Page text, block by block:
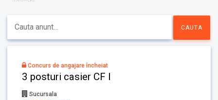
Concurs de angajare încheiat
3 posturi casier CF I
Sucursala